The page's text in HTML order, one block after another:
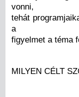
vonni,
tehát
a
figyelmet a téma
MILYEN CÉLT